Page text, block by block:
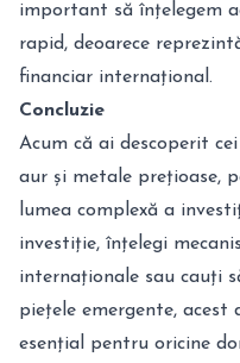
important să înțelegem
rapid, deoarece
financiar internațional.
Concluzie
Acum că ai descoperit
aur și metale prețioase,
lumea complexă a
investiție, înțelegi
internaționale sau cauți
piețele emergente,
esențial pentru oricine